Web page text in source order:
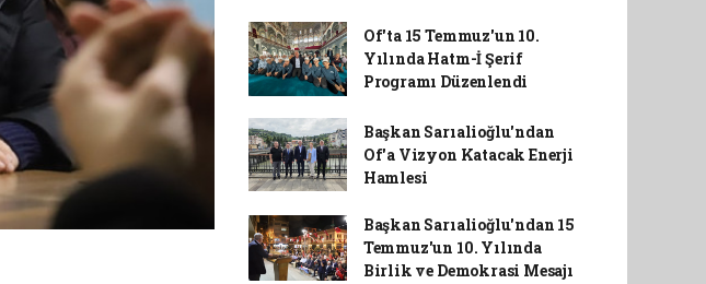
Of'ta 15 Temmuz'un 10.
Yılında Hatm-İ Şerif
Programı Düzenlendi
Başkan Sarıalioğlu'ndan
Of'a Vizyon Katacak Enerji
Hamlesi
Başkan Sarıalioğlu'ndan 15
Temmuz'un 10. Yılında
Birlik ve Demokrasi Mesajı